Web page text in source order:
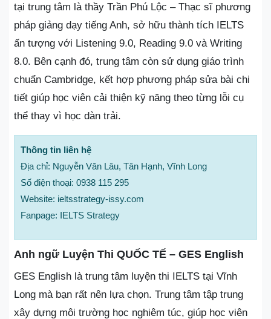
tại trung tâm là thầy Trần Phú Lộc – Thạc sĩ phương
pháp giảng dạy tiếng Anh, sở hữu thành tích IELTS
ấn tượng với Listening 9.0, Reading 9.0 và Writing
8.0. Bên cạnh đó, trung tâm còn sử dụng giáo trình
chuẩn Cambridge, kết hợp phương pháp sửa bài chi
tiết giúp học viên cải thiện kỹ năng theo từng lỗi cụ
thể thay vì học dàn trải.
Thông tin liên hệ
Địa chỉ: Nguyễn Văn Lâu, Tân Hạnh, Vĩnh Long
Số điện thoại: 0938 115 295
Website: ieltsstrategy-issy.com
Fanpage: IELTS Strategy
Anh ngữ Luyện Thi QUỐC TẾ – GES English
GES English là trung tâm luyện thi IELTS tại Vĩnh
Long mà bạn rất nên lựa chọn. Trung tâm tập trung
xây dựng môi trường học nghiêm túc, giúp học viên